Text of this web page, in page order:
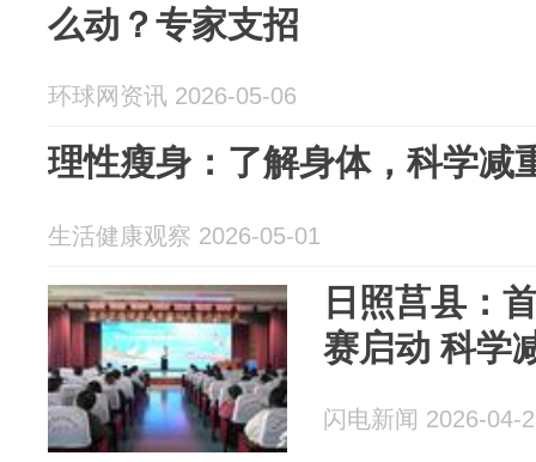
么动？专家支招
环球网资讯 2026-05-06
理性瘦身：了解身体，科学减
生活健康观察 2026-05-01
日照莒县：
赛启动 科学
闪电新闻 2026-04-